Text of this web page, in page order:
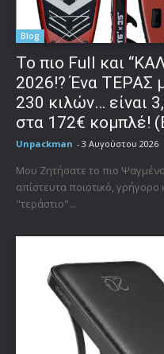
Blog
To πιο Full και
2026!? Ένα ΤΕΡΑΣ
230 κιλών… είναι
στα 172€ κομπλέ!
Unpackman - 3 Αυγούστου 2026
Μου Ζητήσατε το πιο Ψαγμένο
απίστευτα ποιοτικό, γρήγορο
"τεράστιο"...